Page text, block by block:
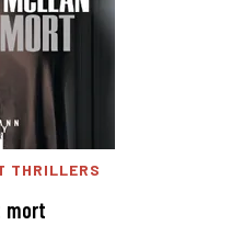
THRILLERS
mort